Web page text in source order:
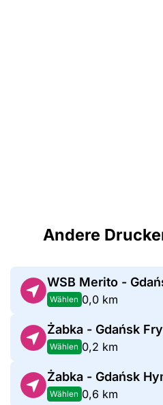
Andere
WSB Merito -
Wählen 0,0 km
Żabka - Gdańsk
Wählen 0,2 km
Żabka - Gdańsk
Wählen 0,6 km